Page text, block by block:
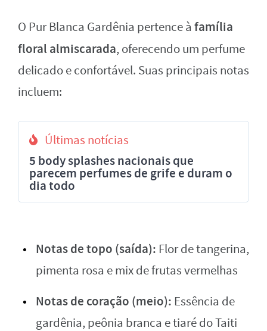
O Pur Blanca Gardênia pertence à família
floral almiscarada, oferecendo um perfume
delicado e confortável. Suas principais notas
incluem:
Últimas notícias
5 body splashes nacionais que
parecem perfumes de grife e duram o
dia todo
Notas de topo (saída): Flor de tangerina,
pimenta rosa e mix de frutas vermelhas
Notas de coração (meio): Essência de
gardênia, peônia branca e tiaré do Taiti